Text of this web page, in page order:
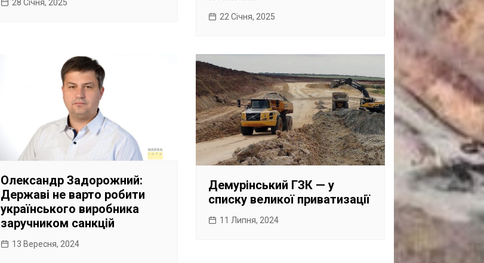
28 Січня, 2025
22 Січня, 2025
Олександр Задорожний:
Державі не варто робити
українського виробника
заручником санкцій
13 Вересня, 2024
Демурінський ГЗК — у
списку великої приватизації
11 Липня, 2024